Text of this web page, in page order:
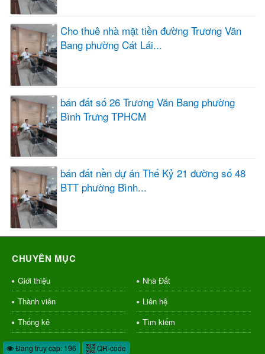
Cho thuê nhà mặt tiền đường Trương Văn
Bang phường Cát Lái...
bán đất số 26 Trương Văn Bang phường
Bình Trưng TPHCM
bán đất nền dự án Thế Kỷ 21 đường số 48
BTT phường Bình...
CHUYÊN MỤC
Giới thiệu
Nhà Đất
Thành viên
Liên hệ
Thống kê
Tìm kiếm
Đang truy cập: 196 QR-code